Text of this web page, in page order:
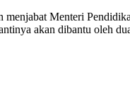
menjabat Menteri
akan dibantu oleh